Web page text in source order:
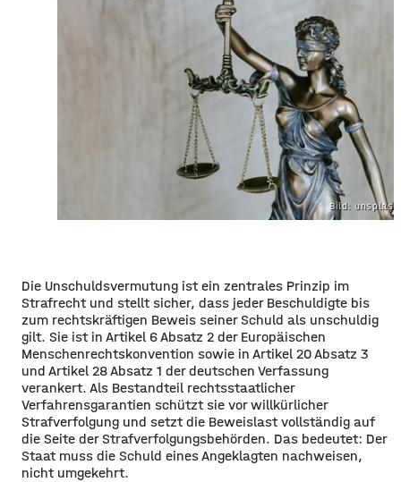
Bild:
Die Unschuldsvermutung ist ein zentrales Prinzip im
Strafrecht und stellt sicher, dass jeder Beschuldigte bis
zum rechtskräftigen Beweis seiner Schuld als unschuldig
gilt. Sie ist in Artikel 6 Absatz 2 der Europäischen
Menschenrechtskonvention sowie in Artikel 20 Absatz 3
und Artikel 28 Absatz 1 der deutschen Verfassung
verankert. Als Bestandteil rechtsstaatlicher
Verfahrensgarantien schützt sie vor willkürlicher
Strafverfolgung und setzt die Beweislast vollständig auf
die Seite der Strafverfolgungsbehörden. Das bedeutet: Der
Staat muss die Schuld eines Angeklagten nachweisen,
nicht umgekehrt.